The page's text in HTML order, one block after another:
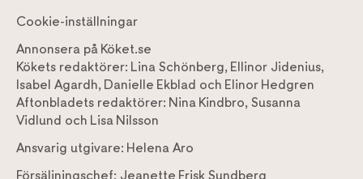
Cookie-inställningar
Annonsera på Köket.se
Kökets redaktörer: Lina Schönberg, Ellinor Jidenius,
Isabel Agardh, Danielle Ekblad och Elinor Hedgren
Aftonbladets redaktörer: Nina Kindbro, Susanna
Vidlund och Lisa Nilsson
Ansvarig utgivare: Helena Aro
Försäljningschef: Jeanette Frisk Sundberg